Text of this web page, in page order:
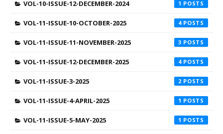
VOL-10-ISSUE-12-DECEMBER-2024 1
VOL-11-ISSUE-10-OCTOBER-2025 4
VOL-11-ISSUE-11-NOVEMBER-2025 3
VOL-11-ISSUE-12-DECEMBER-2025 4
VOL-11-ISSUE-3-2025 2
VOL-11-ISSUE-4-APRIL-2025 1
VOL-11-ISSUE-5-MAY-2025 1